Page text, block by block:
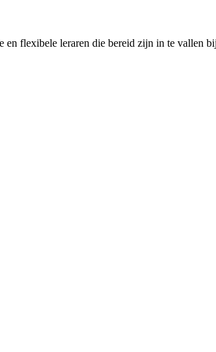
flexibele leraren die bereid zijn in te vallen